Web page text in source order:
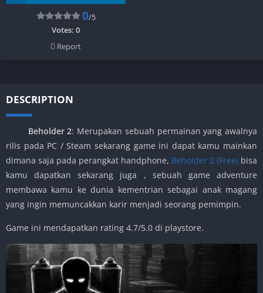
0/5
Votes: 0
Report
DESCRIPTION
Beholder 2: Merupakan sebuah permainan yang awalnya
rilis pada PC / Steam sekarang game ini dapat kamu mainkan
dimana saja pada perangkat handphone, Beholder 2 (Free) bisa
kamu dapatkan sekarang juga , sebuah game adventure
membawa kamu ke dunia kementrian sebagai anak magang
yang ingin memuncakkan karir menjadi seorang pemimpin.
Game ini mendapatkan rating 4.7/5.0 di playstore.